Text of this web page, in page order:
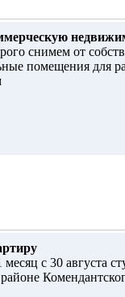
снимем от
помещения для
с 30 августа